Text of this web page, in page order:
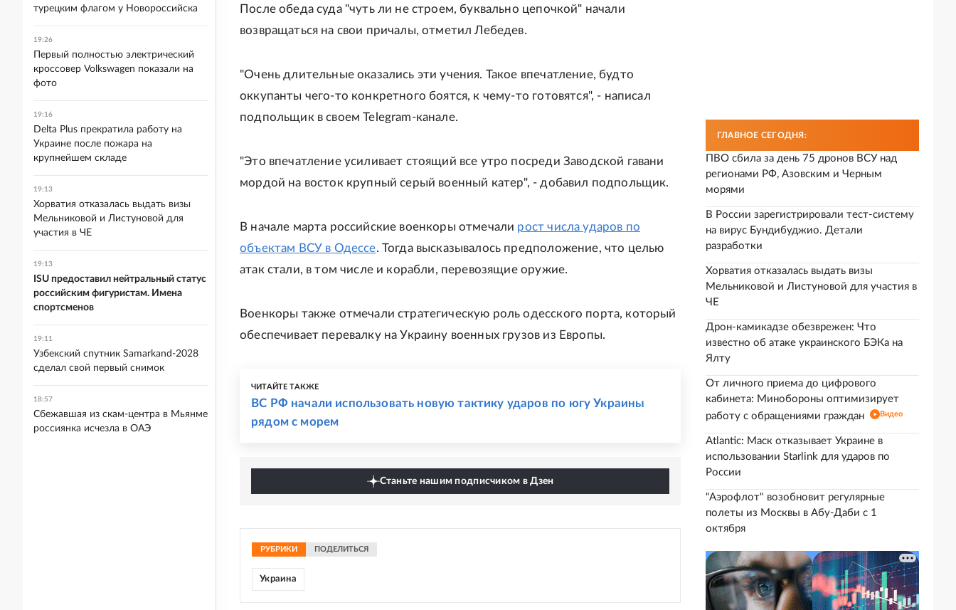
После обеда суда "чуть ли не строем, буквально цепочкой" начали
возвращаться на свои причалы, отметил Лебедев.
"Очень длительные оказались эти учения. Такое впечатление, будто
оккупанты чего-то конкретного боятся, к чему-то готовятся", - написал
подпольщик в своем Telegram-канале.
"Это впечатление усиливает стоящий все утро посреди Заводской гавани
мордой на восток крупный серый военный катер", - добавил подпольщик.
В начале марта российские военкоры отмечали рост числа ударов по
объектам ВСУ в Одессе. Тогда высказывалось предположение, что целью
атак стали, в том числе и корабли, перевозящие оружие.
Военкоры также отмечали стратегическую роль одесского порта, который
обеспечивает перевалку на Украину военных грузов из Европы.
ЧИТАЙТЕ ТАКЖЕ
ВС РФ начали использовать новую тактику ударов по югу Украины
рядом с морем
Станьте нашим подписчиком в Дзен
РУБРИКИ ПОДЕЛИТЬСЯ
Украина
ГЛАВНОЕ СЕГОДНЯ:
ПВО сбила за день 75 дронов ВСУ над
регионами РФ, Азовским и Черным
морями
В России зарегистрировали тест-систему
на вирус Бундибуджио. Детали
разработки
Хорватия отказалась выдать визы
Мельниковой и Листуновой для участия в
ЧЕ
Дрон-камикадзе обезврежен: Что
известно об атаке украинского БЭКа на
Ялту
От личного приема до цифрового
кабинета: Минобороны оптимизирует
работу с обращениями граждан
Видео
Atlantic: Маск отказывает Украине в
использовании Starlink для ударов по
России
"Аэрофлот" возобновит регулярные
полеты из Москвы в Абу-Даби с 1
октября
турецким флагом у Новороссийска
19:26
Первый полностью электрический
кроссовер Volkswagen показали на
фото
19:16
Delta Plus прекратила работу на
Украине после пожара на
крупнейшем складе
19:13
Хорватия отказалась выдать визы
Мельниковой и Листуновой для
участия в ЧЕ
19:13
ISU предоставил нейтральный статус
российским фигуристам. Имена
спортсменов
19:11
Узбекский спутник Samarkand-2028
сделал свой первый снимок
18:57
Сбежавшая из скам-центра в Мьянме
россиянка исчезла в ОАЭ